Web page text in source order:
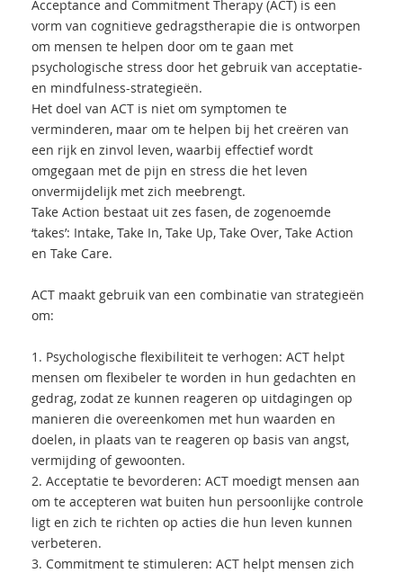
Acceptance and Commitment Therapy (ACT) is een
vorm van cognitieve gedragstherapie die is ontworpen
om mensen te helpen door om te gaan met
psychologische stress door het gebruik van acceptatie-
en mindfulness-strategieën.
Het doel van ACT is niet om symptomen te
verminderen, maar om te helpen bij het creëren van
een rijk en zinvol leven, waarbij effectief wordt
omgegaan met de pijn en stress die het leven
onvermijdelijk met zich meebrengt.
Take Action bestaat uit zes fasen, de zogenoemde
‘takes’: Intake, Take In, Take Up, Take Over, Take Action
en Take Care.
ACT maakt gebruik van een combinatie van strategieën
om:
1. Psychologische flexibiliteit te verhogen: ACT helpt
mensen om flexibeler te worden in hun gedachten en
gedrag, zodat ze kunnen reageren op uitdagingen op
manieren die overeenkomen met hun waarden en
doelen, in plaats van te reageren op basis van angst,
vermijding of gewoonten.
2. Acceptatie te bevorderen: ACT moedigt mensen aan
om te accepteren wat buiten hun persoonlijke controle
ligt en zich te richten op acties die hun leven kunnen
verbeteren.
3. Commitment te stimuleren: ACT helpt mensen zich